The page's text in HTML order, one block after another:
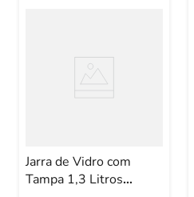
Jarra de Vidro com
Tampa 1,3 Litros